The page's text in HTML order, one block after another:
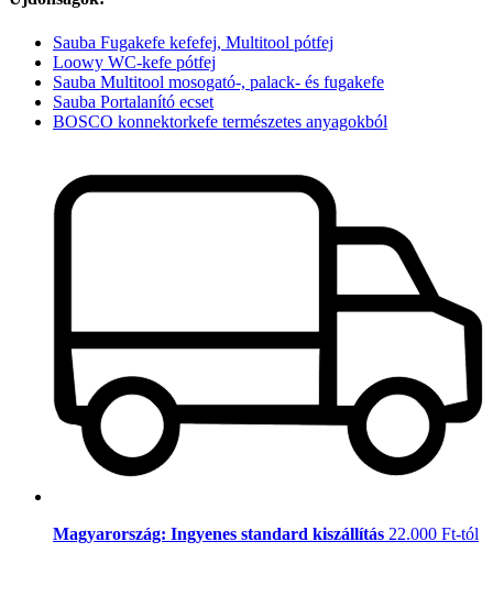
Sauba Fugakefe kefefej, Multitool pótfej
Loowy WC-kefe pótfej
Sauba Multitool mosogató-, palack- és fugakefe
Sauba Portalanító ecset
BOSCO konnektorkefe természetes anyagokból
Magyarország: Ingyenes standard kiszállítás 22.000 Ft-tól